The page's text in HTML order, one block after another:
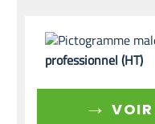
professionnel (HT)
→